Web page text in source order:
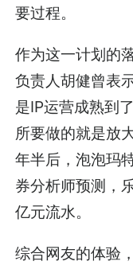
要过程。
作为这一计划的
负责人胡健曾表
是IP运营成熟到
所要做的就是放
年半后，泡泡玛
券分析师预测，
亿元流水。
综合网友的体验